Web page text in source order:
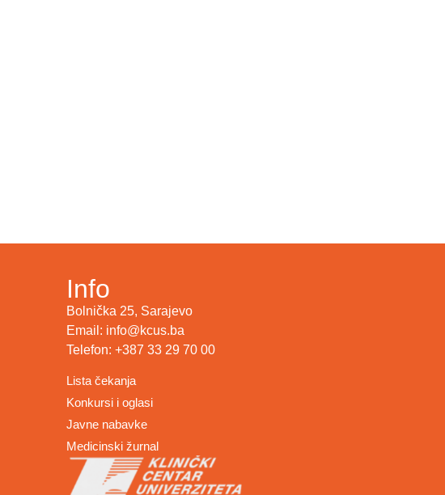
Info
Bolnička 25, Sarajevo
Email: info@kcus.ba
Telefon: +387 33 29 70 00
Lista čekanja
Konkursi i oglasi
Javne nabavke
Medicinski žurnal